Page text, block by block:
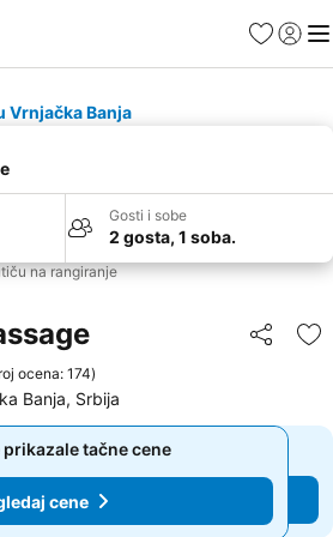
FavoritiPrijavi
Vrnjačka Banja
Gosti i sobe
2 gosta, 1 soba.
na rangiranje
Deli
ocena: 174)
Banja, Srbija
tačne cene
cene
tačne cene
cene